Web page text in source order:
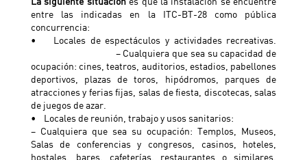
entre las indicadas en la ITC-BT-28 como pública
concurrencia:
• Locales de espectáculos y actividades recreativas.
– Cualquiera que sea su capacidad de
ocupación: cines, teatros, auditorios, estadios, pabellones
deportivos, plazas de toros, hipódromos, parques de
atracciones y ferias fijas, salas de fiesta, discotecas, salas
de juegos de azar.
• Locales de reunión, trabajo y usos sanitarios:
– Cualquiera que sea su ocupación: Templos, Museos,
Salas de conferencias y congresos, casinos, hoteles,
hostales, bares, cafeterías, restaurantes o similares,